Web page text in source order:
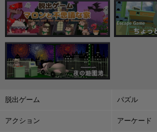
脱出ゲーム パズル
アクション アーケード